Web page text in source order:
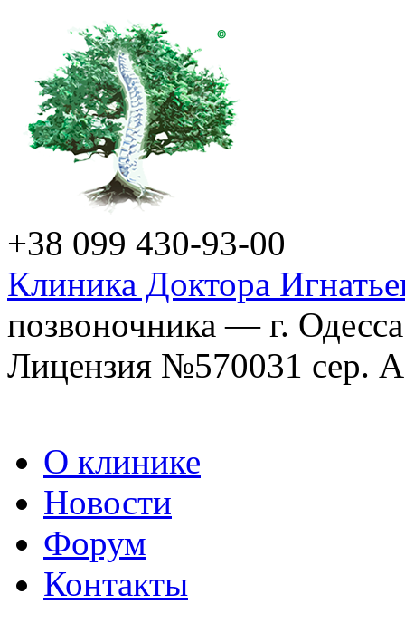
+38 099 430-93-00
Клиника Доктора
позвоночника — г. Одесса
Лицензия №570031 сер.
О клинике
Новости
Форум
Контакты